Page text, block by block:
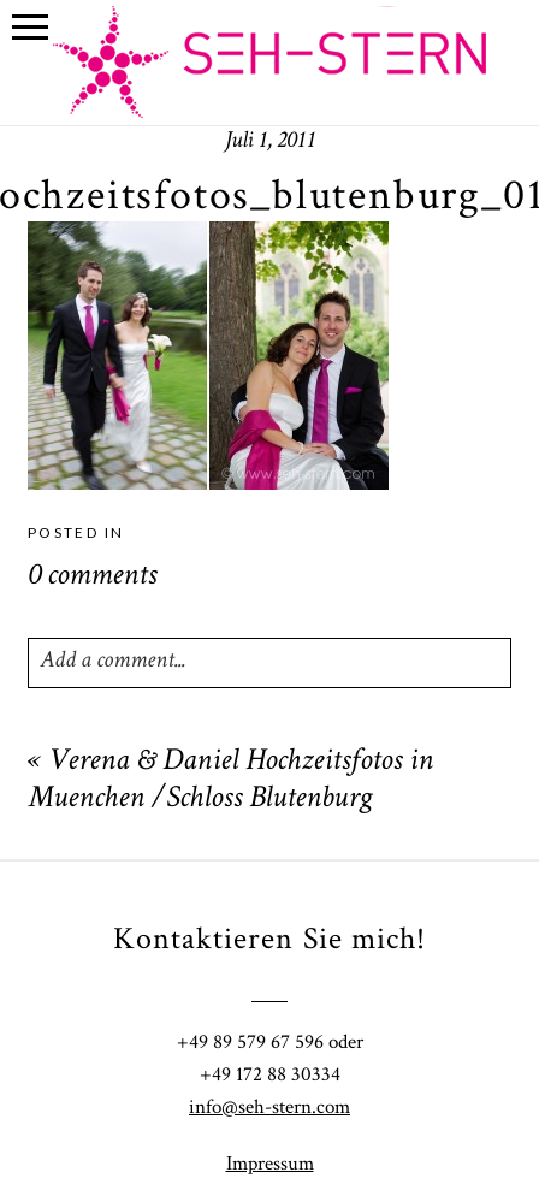
Juli 1, 2011
POSTED IN
0 comments
Add a comment...
are marked *
« Verena & Daniel Hochzeitsfotos in
Muenchen /Schloss Blutenburg
Kontaktieren Sie mich!
+49 89 579 67 596 oder
+49 172 88 30334
info@seh-stern.com
Impressum